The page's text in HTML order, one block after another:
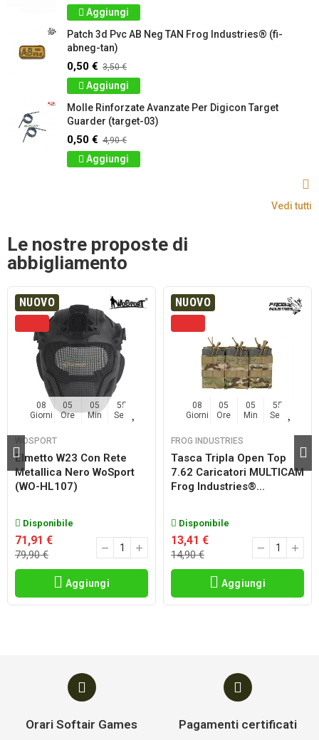
Aggiungi
Patch 3d Pvc AB Neg TAN Frog Industries® (fi-
abneg-tan)
0,50 € 3,50 €
Aggiungi
Molle Rinforzate Avanzate Per Digicon Target
Guarder (target-03)
0,50 € 4,90 €
Aggiungi
Vedi tutti
Le nostre proposte di
abbigliamento
NUOVO
08
Giorni
05
Ore
05
Min
54
Sec
WOSPORT
Elmetto W23 Con Rete
Metallica Nero WoSport
(WO-HL107)
Disponibile
71,91 €
79,90 €
Aggiungi
NUOVO
08
Giorni
05
Ore
05
Min
54
Sec
FROG INDUSTRIES
Tasca Tripla Open Top
7.62 Caricatori MULTICAM
Frog Industries®...
Disponibile
13,41 €
14,90 €
Aggiungi
Orari Softair Games Pagamenti certificati